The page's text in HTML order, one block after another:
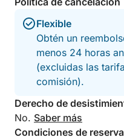
Flexible
Obtén un
menos 24 horas
(excluidas las
comisión).
Derecho de
No. Saber más
Condiciones de reserva